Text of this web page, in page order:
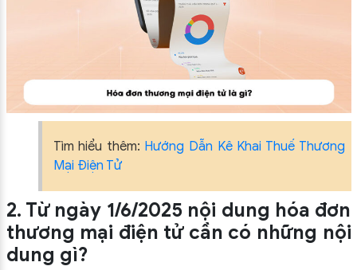
Tìm hiểu thêm: Hướng Dẫn Kê Khai Thuế Thương
Mại Điện Tử
2. Từ ngày 1/6/2025 nội dung hóa đơn
thương mại điện tử cần có những nội
dung gì?